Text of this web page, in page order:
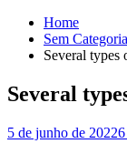
Home
Sem
Several types
Several
5 de junho de 2022